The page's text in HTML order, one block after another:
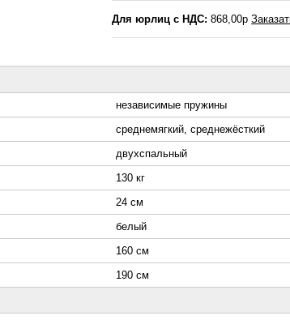
Для юрлиц с НДС: 868,00р
независимые пружины
среднемягкий, среднежёсткий
двухспальный
130 кг
24 см
белый
160 см
190 см